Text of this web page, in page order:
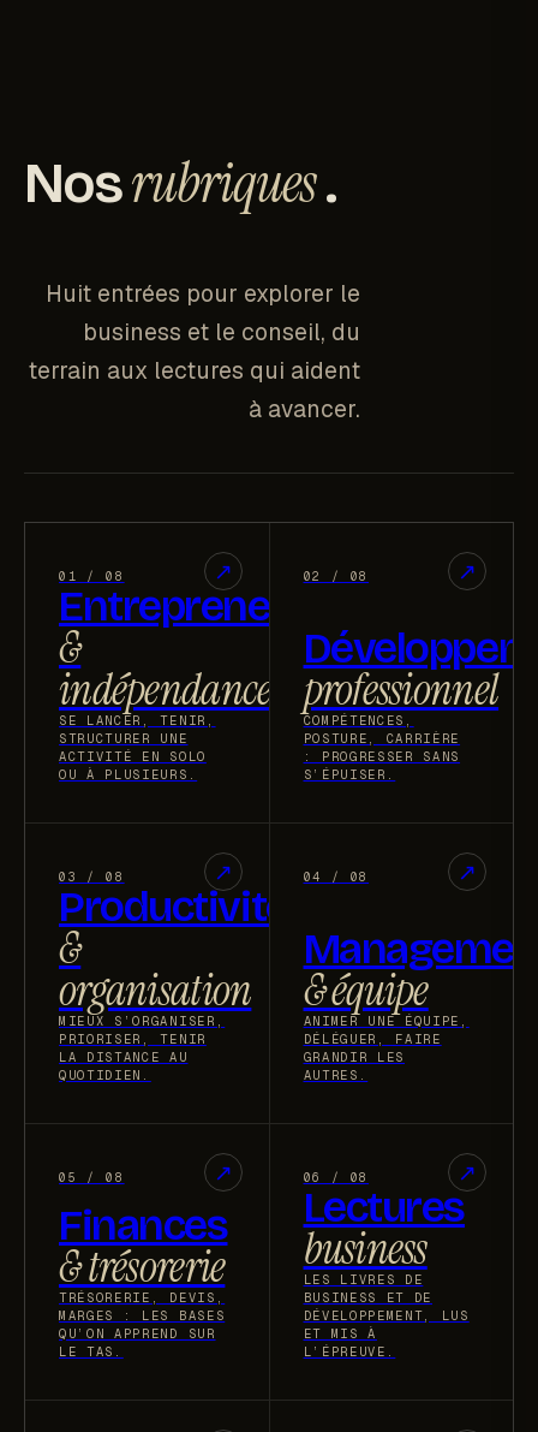
Nosrubriques.
Huit entrées pour explorer le
business et le conseil, du
terrain aux lectures qui aident
à avancer.
01 / 08 ↗︎
Entrepreneuriat
&
indépendance
SE LANCER, TENIR,
STRUCTURER UNE
ACTIVITÉ EN SOLO
OU À PLUSIEURS.
02 / 08 ↗︎
professionnel
COMPÉTENCES,
POSTURE, CARRIÈRE
: PROGRESSER SANS
S’ÉPUISER.
03 / 08 ↗︎
Productivité
&
organisation
MIEUX S’ORGANISER,
PRIORISER, TENIR
LA DISTANCE AU
QUOTIDIEN.
04 / 08 ↗︎
& équipe
ANIMER UNE ÉQUIPE,
DÉLÉGUER, FAIRE
GRANDIR LES
AUTRES.
05 / 08 ↗︎
Finances
& trésorerie
TRÉSORERIE, DEVIS,
MARGES : LES BASES
QU’ON APPREND SUR
LE TAS.
06 / 08 ↗︎
Lectures
business
LES LIVRES DE
BUSINESS ET DE
DÉVELOPPEMENT, LUS
ET MIS À
L’ÉPREUVE.